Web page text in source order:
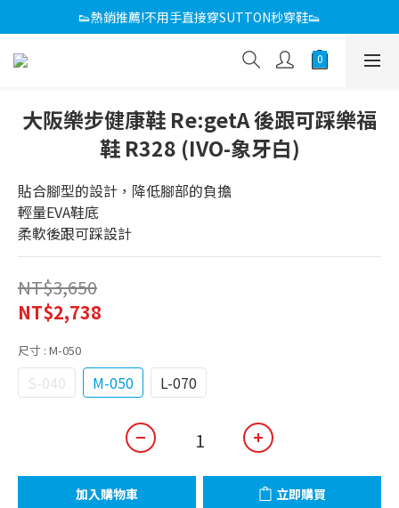
感恩回饋媽咪 滿額折
👟熱銷推薦!不用手直接穿SUTTON秒穿鞋👟
感恩回饋媽咪 滿額折
大阪樂步健康鞋 Re:getA 後跟可踩樂福
鞋 R328 (IVO-象牙白)
貼合腳型的設計，降低腳部的負擔
輕量EVA鞋底
柔軟後跟可踩設計
NT$3,650
NT$2,738
尺寸 : M-050
S-040 M-050 L-070
加入購物車 立即購買